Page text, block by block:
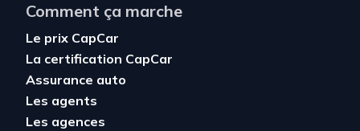
Comment ça marche
Le prix CapCar
La certification CapCar
Assurance auto
Les agents
Les agences